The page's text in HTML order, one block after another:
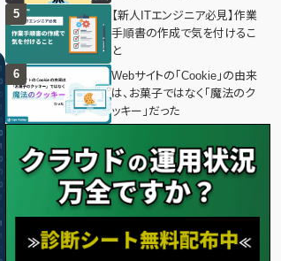
【新人ITエンジニア必見】作業
手順書の作成で気を付けるこ
と
Webサイトの「Cookie」の由来
は、お菓子ではなく「魔法のク
ッキー」だった